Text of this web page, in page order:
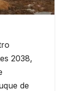
2038,
de